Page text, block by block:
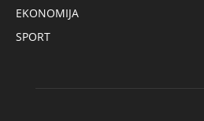
EKONOMIJA
SPORT